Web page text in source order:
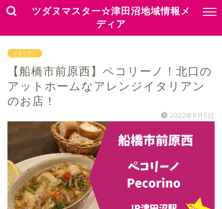
ツダヌマスター☆津田沼地域情報メ
ディア
イタリアン
【船橋市前原西】ペコリーノ！北口の
アットホームなアレンジイタリアン
のお店！
2022年8月5日